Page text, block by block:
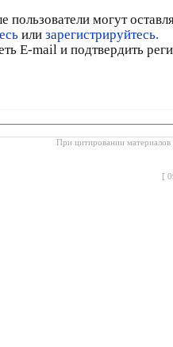
пользователи могут
или зарегистрируйтесь.
E-mail и подтвердить
При цитировании материалов
[